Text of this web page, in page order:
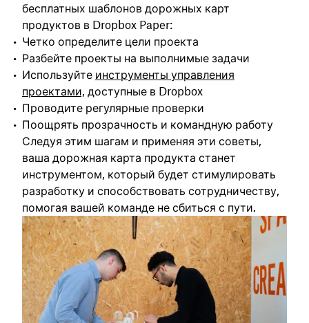
бесплатных шаблонов дорожных карт
продуктов в Dropbox Paper:
Четко определите цели проекта
Разбейте проекты на выполнимые задачи
Используйте инструменты управления
проектами, доступные в Dropbox
Проводите регулярные проверки
Поощрять прозрачность и командную работу
Следуя этим шагам и применяя эти советы,
ваша дорожная карта продукта станет
инструментом, который будет стимулировать
разработку и способствовать сотрудничеству,
помогая вашей команде не сбиться с пути.